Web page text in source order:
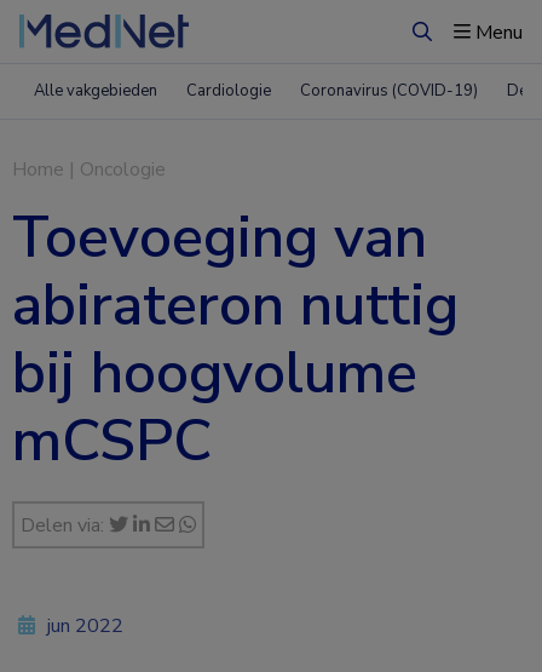
ZoekenMenu
Alle vakgebieden Cardiologie Coronavirus (COVID-19)
Home | Oncologie
Toevoeging van
abirateron nuttig
bij hoogvolume
mCSPC
Delen via:
jun 2022